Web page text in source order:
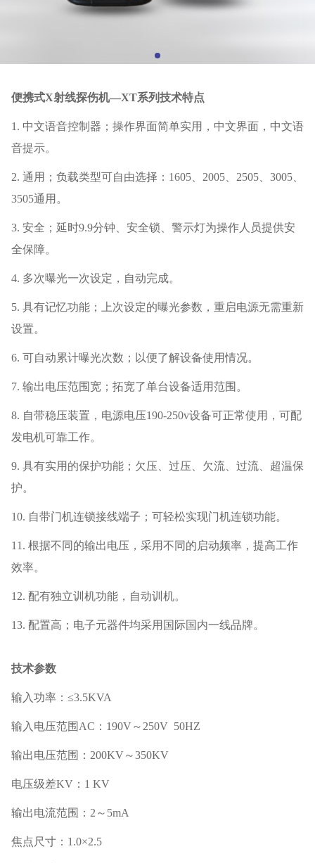
便携式X射线探伤机—XT系列技术特点
1. 中文语音控制器；操作界面简单实用，中文界面，中文语
音提示。
2. 通用；负载类型可自由选择： 1605、 2005、 2505、 3005、
3505通用。
3. 安全；延时9.9分钟、安全锁、警示灯为操作人员提供安
全保障。
4. 多次曝光一次设定，自动完成。
5. 具有记忆功能；上次设定的曝光参数，重启电源无需重新
设置。
6. 可自动累计曝光次数；以便了解设备使用情况。
7. 输出电压范围宽；拓宽了单台设备适用范围。
8. 自带稳压装置，电源电压190-250v设备可正常使用，可配
发电机可靠工作。
9. 具有实用的保护功能；欠压、过压、欠流、过流、超温保
护。
10. 自带门机连锁接线端子；可轻松实现门机连锁功能。
11. 根据不同的输出电压，采用不同的启动频率，提高工作
效率。
12. 配有独立训机功能，自动训机。
13. 配置高；电子元器件均采用国际国内一线品牌。
技术参数
输入功率：≤3.5KVA
输入电压范围 AC ： 190V～ 250V 50HZ
输出电压范围： 200KV～350KV
电压级差KV： 1 KV
输出电流范围： 2 ～ 5mA
焦点尺寸： 1.0×2.5